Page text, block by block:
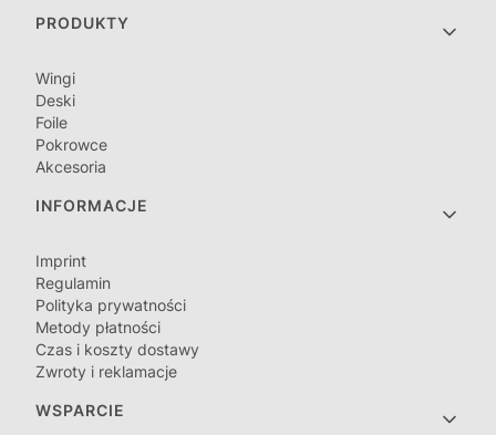
Linki w stopce
PRODUKTY
Wingi
Deski
Foile
Pokrowce
Akcesoria
INFORMACJE
Imprint
Regulamin
Polityka prywatności
Metody płatności
Czas i koszty dostawy
Zwroty i reklamacje
WSPARCIE